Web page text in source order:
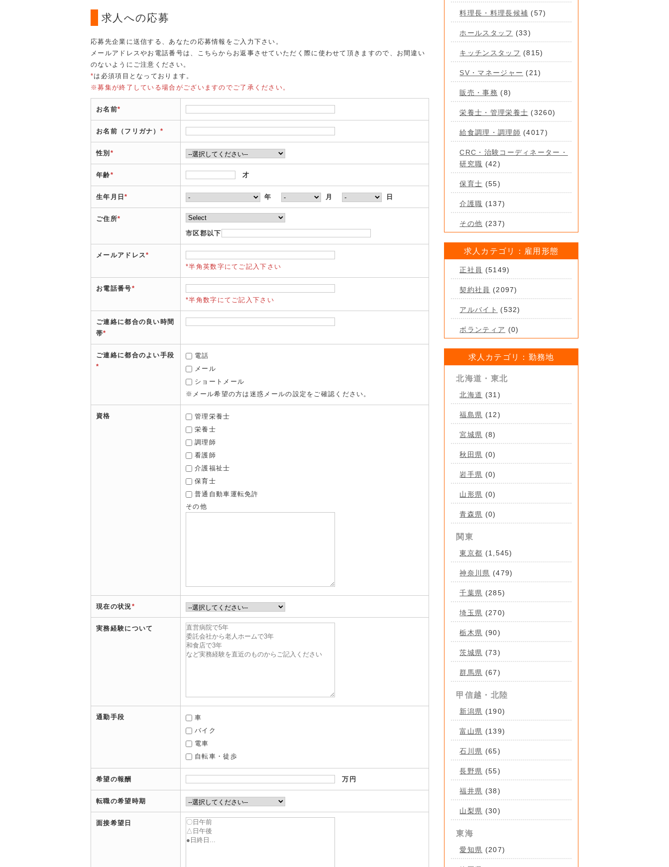
求人への応募
応募先企業に送信する、あなたの応募情報をご入力下さい。
メールアドレスやお電話番号は、こちらからお返事させていただく際に使わせて頂きますので、お間違い
のないようにご注意ください。
*は必須項目となっております。
※募集が終了している場合がございますのでご了承ください。
お名前*
お名前（フリガナ） *
性別 *
年齢* 才
生年月日* 年 月 日
ご住所*
市区郡以下
メールアドレス*
*半角英数字にてご記入下さい
お電話番号*
*半角数字にてご記入下さい
ご連絡に都合の良い時間
帯*
ご連絡に都合のよい手段
*
電話
メール
ショートメール
※メール希望の方は迷惑メールの設定をご確認ください。
資格
管理栄養士
栄養士
調理師
看護師
介護福祉士
保育士
普通自動車運転免許
その他
現在の状況*
実務経験について
通勤手段
車
バイク
電車
自転車・徒歩
希望の報酬 万円
転職の希望時期
面接希望日
料理長・料理長候補 (57)
ホールスタッフ (33)
キッチンスタッフ (815)
SV・マネージャー (21)
販売・事務 (8)
栄養士・管理栄養士 (3260)
給食調理・調理師 (4017)
CRC・治験コーディネーター・
研究職 (42)
保育士 (55)
介護職 (137)
その他 (237)
求人カテゴリ：雇用形態
正社員 (5149)
契約社員 (2097)
アルバイト (532)
ボランティア (0)
求人カテゴリ：勤務地
北海道・東北
北海道 (31)
福島県 (12)
宮城県 (8)
秋田県 (0)
岩手県 (0)
山形県 (0)
青森県 (0)
関東
東京都 (1,545)
神奈川県 (479)
千葉県 (285)
埼玉県 (270)
栃木県 (90)
茨城県 (73)
群馬県 (67)
甲信越・北陸
新潟県 (190)
富山県 (139)
石川県 (65)
長野県 (55)
福井県 (38)
山梨県 (30)
東海
愛知県 (207)